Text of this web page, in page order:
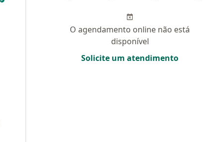
O agendamento online não está
disponível
Solicite um atendimento